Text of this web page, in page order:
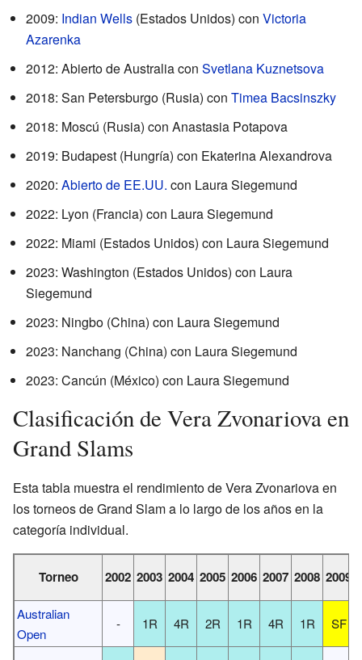
2009: Indian Wells (Estados Unidos) con Victoria
Azarenka
2012: Abierto de Australia con Svetlana Kuznetsova
2018: San Petersburgo (Rusia) con Timea Bacsinszky
2018: Moscú (Rusia) con Anastasia Potapova
2019: Budapest (Hungría) con Ekaterina Alexandrova
2020: Abierto de EE.UU. con Laura Siegemund
2022: Lyon (Francia) con Laura Siegemund
2022: Miami (Estados Unidos) con Laura Siegemund
2023: Washington (Estados Unidos) con Laura
Siegemund
2023: Ningbo (China) con Laura Siegemund
2023: Nanchang (China) con Laura Siegemund
2023: Cancún (México) con Laura Siegemund
Clasificación de Vera Zvonariova en
Grand Slams
Esta tabla muestra el rendimiento de Vera Zvonariova en
los torneos de Grand Slam a lo largo de los años en la
categoría individual.
Torneo 2002 2003 2004 2005 2006 2007 2008 2009
Australian
Open
- 1R 4R 2R 1R 4R 1R SF